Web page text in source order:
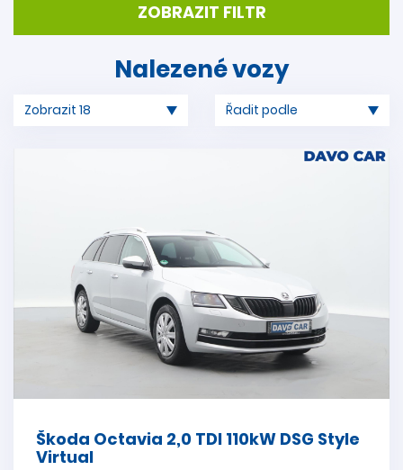
ZOBRAZIT FILTR
Nalezené vozy
Škoda Octavia 2,0 TDI 110kW DSG Style
Virtual